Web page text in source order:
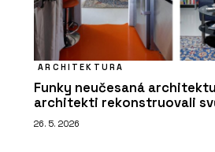
ARCHITEKTURA
Funky neučesaná
architekti rekonstruovali
26. 5. 2026